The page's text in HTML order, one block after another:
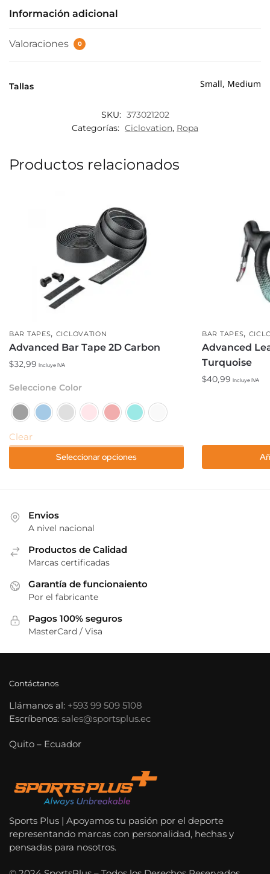
Información adicional
Valoraciones 0
Tallas Small, Medium
SKU: 373021202
Categorías: Ciclovation, Ropa
Productos relacionados
BAR TAPES, CICLOVATION
Advanced Bar Tape 2D Carbon
$32,99 Incluye IVA
Seleccionar opciones
Este
tiene
variantes.
opciones
elegir
página
producto
Seleccione Color
Clear
BAR TAPES,
Advanced
Turquoise
$40,99 Incluye IVA
Envios
A nivel nacional
Productos de Calidad
Marcas certificadas
Garantía de funcionaiento
Por el fabricante
Pagos 100% seguros
MasterCard / Visa
Contáctanos
Llámanos al: +593 99 509 5108
Escríbenos: sales@sportsplus.ec
Quito – Ecuador
Sports Plus | Apoyamos tu pasión por el deporte
representando marcas con personalidad, hechas y
pensadas para nosotros.